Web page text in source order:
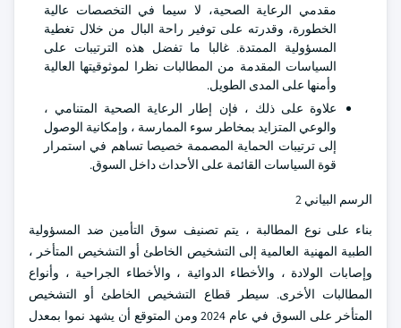
مقدمي الرعاية الصحية، لا سيما في التخصصات عالية
الخطورة، وقدرته على توفير راحة البال من خلال تغطية
المسؤولية الممتدة. غالبا ما تفضل هذه الترتيبات على
السياسات المقدمة من المطالبات نظرا لموثوقيتها العالية
وأمنها على المدى الطويل.
علاوة على ذلك ، فإن إطار الرعاية الصحية المتنامي ،
والوعي المتزايد بمخاطر سوء الممارسة ، وإمكانية الوصول
إلى ترتيبات الحماية المصممة خصيصا تساهم في استمرار
قوة السياسات القائمة على الأحداث داخل السوق.
الرسم البياني 2
بناء على نوع المطالبة ، يتم تصنيف سوق التأمين ضد المسؤولية
الطبية المهنية العالمية إلى التشخيص الخاطئ أو التشخيص المتأخر ،
وإصابات الولادة ، والأخطاء الدوائية ، والأخطاء الجراحية ، وأنواع
المطالبات الأخرى. سيطر قطاع التشخيص الخاطئ أو التشخيص
المتأخر على السوق في عام 2024 ومن المتوقع أن يشهد نموا بمعدل